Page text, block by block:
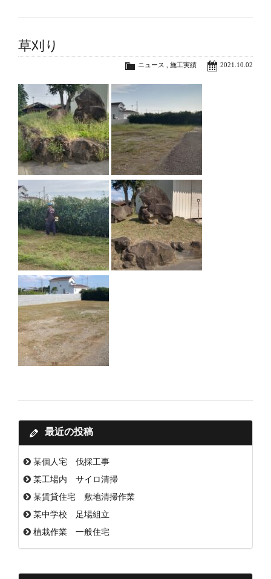
草刈り
2021.10.02
ニュース 施工実績
最近の投稿
某個人宅 伐採工事
某工場内 サイロ清掃
某賃貸住宅 敷地清掃作業
某中学校 足場組立
植栽作業 一般住宅